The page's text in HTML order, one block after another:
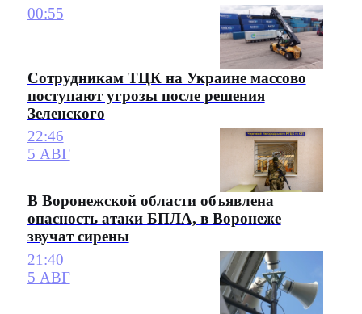
00:55
Сотрудникам ТЦК на Украине массово
поступают угрозы после решения
Зеленского
22:46
5 АВГ
В Воронежской области объявлена
опасность атаки БПЛА, в Воронеже
звучат сирены
21:40
5 АВГ